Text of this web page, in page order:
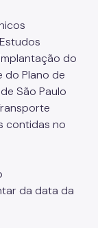
do
do Plano de
São Paulo
contidas no
da data da